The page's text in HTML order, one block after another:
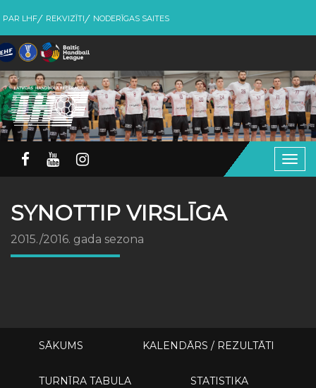
PAR LHF REKVIZĪTI NODERĪGAS SAITES
SYNOTTIP VIRSLĪGA
2015./2016. gada sezona
SĀKUMS KALENDĀRS / REZULTĀTI
TURNĪRA TABULA STATISTIKA